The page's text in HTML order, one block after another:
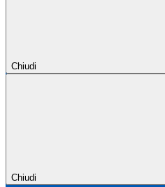
Chiudi
Chiudi